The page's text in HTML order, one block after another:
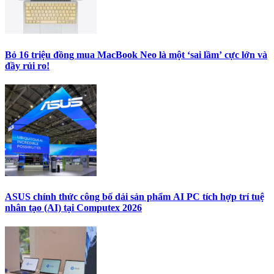
Bỏ 16 triệu đồng mua MacBook Neo là một ‘sai lầm’ cực lớn và
đầy rủi ro!
ASUS chính thức công bố dải sản phẩm AI PC tích hợp trí tuệ
nhân tạo (AI) tại Computex 2026